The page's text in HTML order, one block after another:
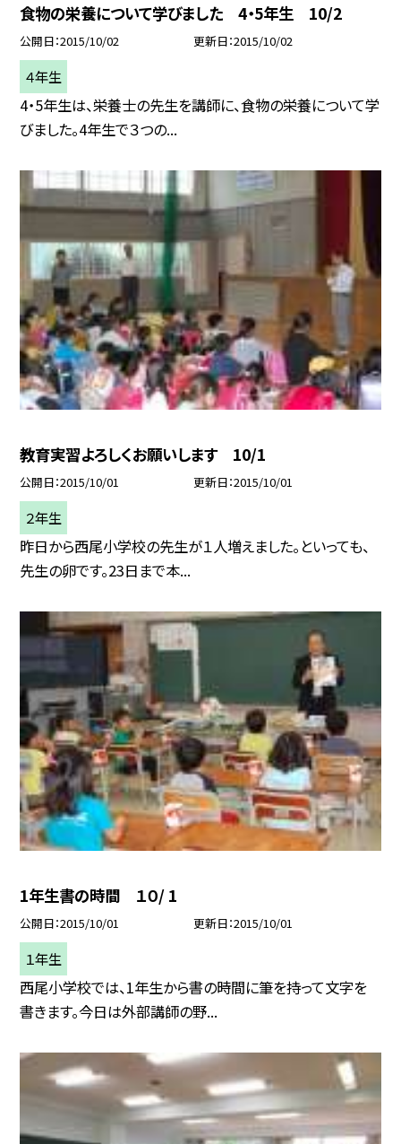
食物の栄養について学びました 4・5年生 10/2
公開日 2015/10/02 更新日 2015/10/02
４年生
4・5年生は、栄養士の先生を講師に、食物の栄養について学
びました。4年生で３つの...
教育実習よろしくお願いします 10/1
公開日 2015/10/01 更新日 2015/10/01
２年生
昨日から西尾小学校の先生が１人増えました。といっても、
先生の卵です。23日まで本...
1年生書の時間 １０/ 1
公開日 2015/10/01 更新日 2015/10/01
１年生
西尾小学校では、1年生から書の時間に筆を持って文字を
書きます。今日は外部講師の野...